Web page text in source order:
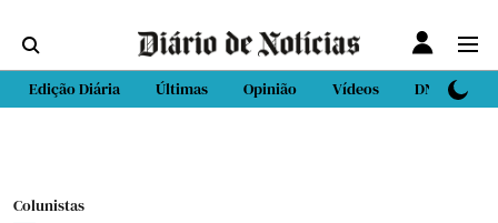
Edição Diária Últimas Opinião Vídeos DN Sport
Colunistas